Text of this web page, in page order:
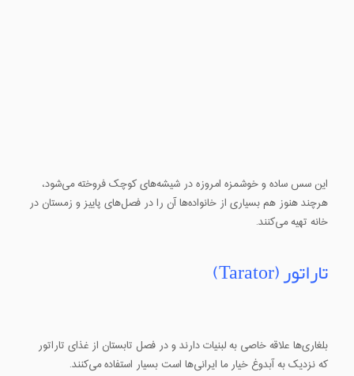
این سس ساده و خوشمزه امروزه در شیشه‌های کوچک فروخته می‌شود،
هرچند هنوز هم بسیاری از خانواده‌ها آن را در فصل‌های پاییز و زمستان در
خانه تهیه می‌کنند.
تاراتور (Tarator)
بلغاری‌ها علاقه خاصی به لبنیات دارند و در فصل تابستان از غذای تاراتور
که نزدیک به آبدوغ خیار ما ایرانی‌ها است بسیار استفاده می‌کنند.